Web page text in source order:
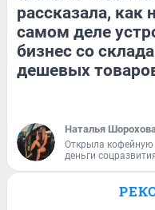
рассказала, как
самом деле
бизнес со
дешевых
Наталья
Открыла кофейную
деньги